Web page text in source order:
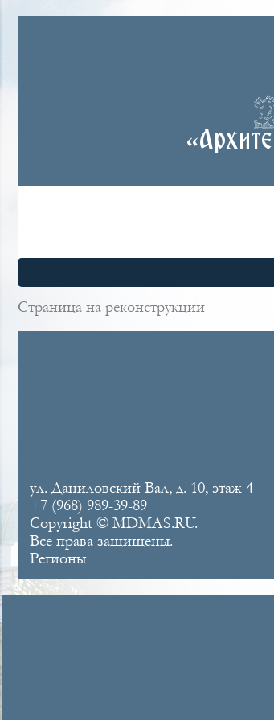
Страница на реконструкции
ул. Даниловский Вал, д. 10, этаж 4
+7 (968) 989-39-89
Copyright © MDMAS.RU.
Все права защищены.
Регионы